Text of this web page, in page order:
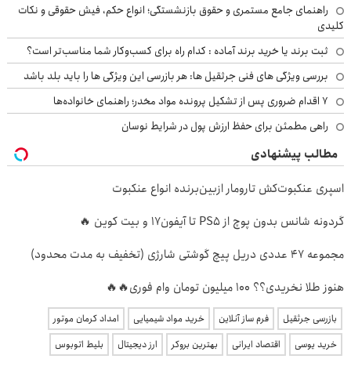
راهنمای جامع مستمری و حقوق بازنشستگی؛ انواع حکم، فیش حقوقی و نکات
کلیدی
ثبت برند یا خرید برند آماده : کدام راه برای کسب‌وکار شما مناسب‌تر است؟
بررسی ویژگی های فنی جرثقیل ها: هر بازرسی این ویژگی ها را باید بلد باشد
۷ اقدام ضروری پس از تشکیل پرونده مواد مخدر؛ راهنمای خانواده‌ها
راهی مطمئن برای حفظ ارزش پول در شرایط نوسان
مطالب پیشنهادی
اسپری عنکبوت‌‌کش تارومار ازبین‌برنده انواع عنکبوت
گردونه شانس بدون پوچ از PS5 تا آیفون17 و بیت کوین 🔥
مجموعه 47 عددی دریل پیچ گوشتی شارژی (تخفیف به مدت محدود)
هنوز طلا نخریدی؟؟ 100 میلیون تومان وام فوری🔥🔥
بازرسی جرثقیل فرم ساز آنلاین خرید مواد شیمیایی
امداد کرمان موتور
خرید یوسی
اقتصاد ایرانی بهترین بروکر ارز دیجیتال بلیط اتوبوس